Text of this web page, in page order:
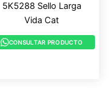
5K5288 Sello Larga
Vida Cat
CONSULTAR PRODUCTO